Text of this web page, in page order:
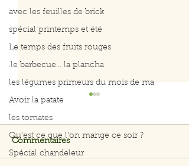
avec les feuilles de brick
spécial printemps et été
Le temps des fruits rouges
.le barbecue... la plancha
les légumes primeurs du mois de ma
Avoir la patate
les tomates
Qu’est ce que l’on mange ce soir ?
Spécial chandeleur
Commentaires